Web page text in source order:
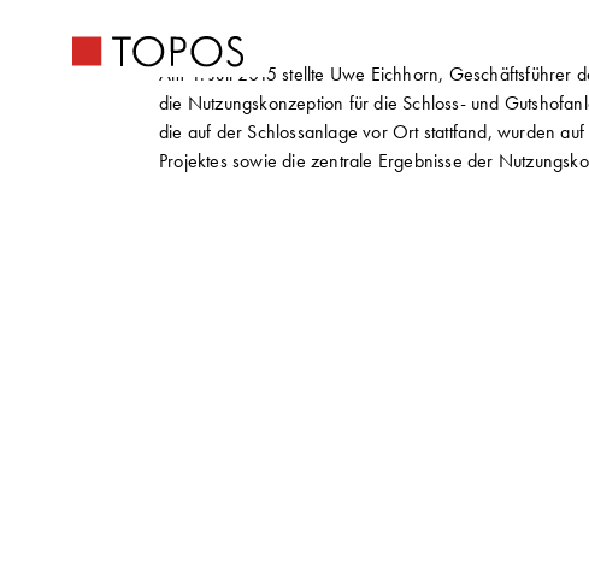
Am 1. Juli 2015 stellte Uwe Eichhorn, Geschäftsführer
die Nutzungskonzeption für die Schloss- und
die auf der Schlossanlage vor Ort stattfand, wurden
Projektes sowie die zentrale Ergebnisse der